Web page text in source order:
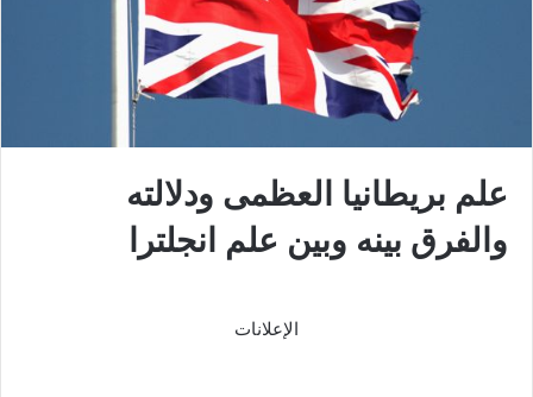
علم بريطانيا العظمى ودلالته
والفرق بينه وبين علم انجلترا
الإعلانات